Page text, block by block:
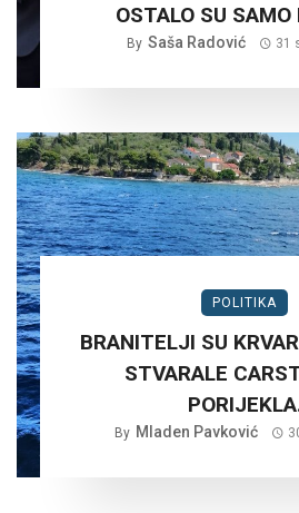
OSTALO SU SAMO
By Saša Radović 31
POLITIKA
BRANITELJI SU
STVARALE
By Mladen Pavković